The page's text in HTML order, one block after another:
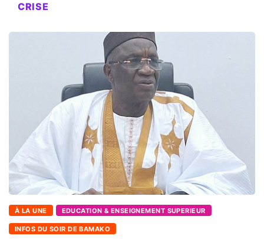
CRISE
À LA UNE EDUCATION & ENSEIGNEMENT SUPERIEUR
INFOS DU SOIR DE BAMAKO